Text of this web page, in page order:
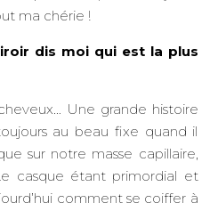
ma chérie !
dis moi qui est la plus
Une grande histoire
au beau fixe quand il
sur notre masse capillaire,
casque étant primordial et
comment se coiffer à